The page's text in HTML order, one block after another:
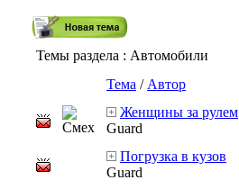
Темы раздела : Автомобили
Тема / Автор
Женщины за рулем
Guard
Погрузка в кузов
Guard